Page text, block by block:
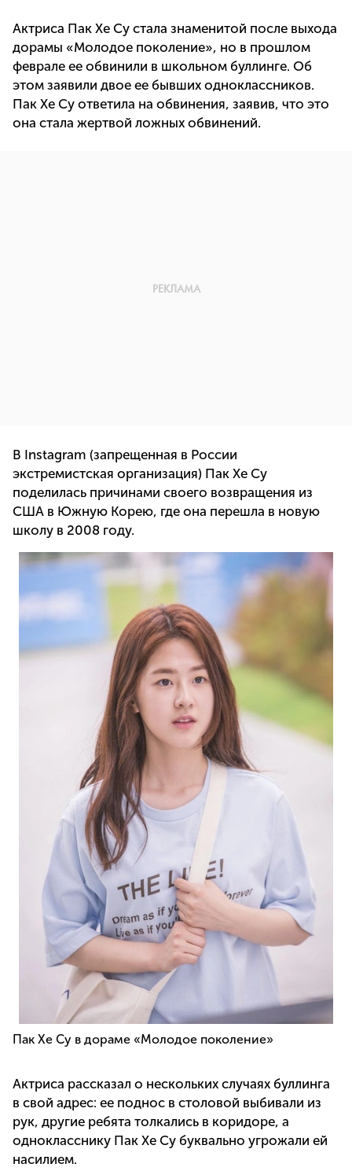
Актриса Пак Хе Су стала знаменитой после выхода
дорамы «Молодое поколение», но в прошлом
феврале ее обвинили в школьном буллинге. Об
этом заявили двое ее бывших одноклассников.
Пак Хе Су ответила на обвинения, заявив, что это
она стала жертвой ложных обвинений.
В Instagram (запрещенная в России
экстремистская организация) Пак Хе Су
поделилась причинами своего возвращения из
США в Южную Корею, где она перешла в новую
школу в 2008 году.
Пак Хе Су в дораме «Молодое поколение»
Актриса рассказал о нескольких случаях буллинга
в свой адрес: ее поднос в столовой выбивали из
рук, другие ребята толкались в коридоре, а
однокласснику Пак Хе Су буквально угрожали ей
насилием.